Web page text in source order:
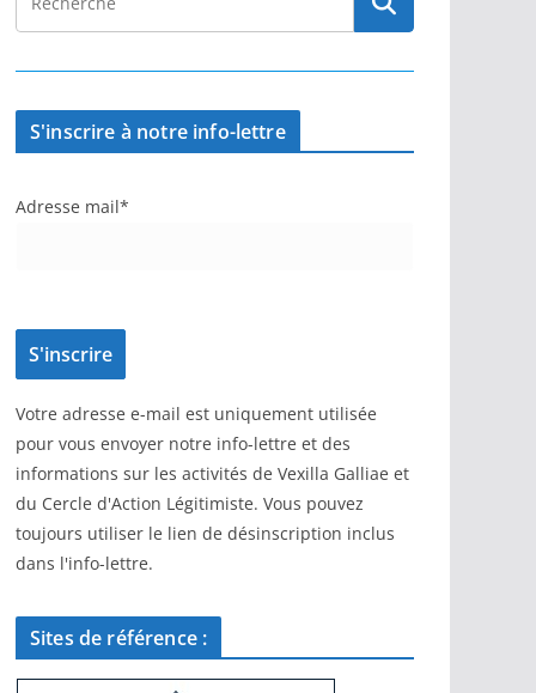
S'inscrire à notre info-lettre
Adresse mail*
Votre adresse e-mail est uniquement utilisée
pour vous envoyer notre info-lettre et des
informations sur les activités de Vexilla Galliae et
du Cercle d'Action Légitimiste. Vous pouvez
toujours utiliser le lien de désinscription inclus
dans l'info-lettre.
Sites de référence :